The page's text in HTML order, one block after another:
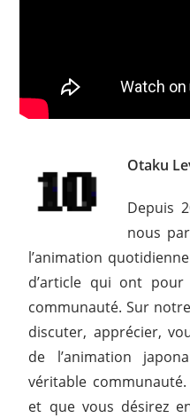
Otaku
Depuis
nous
l’animation
d’article qui ont
communauté. Sur
discuter, apprécier,
de l’animation
véritable
et que vous désirez